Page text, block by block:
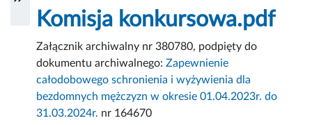
Komisja konkursowa.pdf
Załącznik archiwalny nr 380780, podpięty do
dokumentu archiwalnego:Zapewnienie
całodobowego schronienia i wyżywienia dla
bezdomnych mężczyzn w okresie 01.04.2023r. do
31.03.2024r. nr 164670